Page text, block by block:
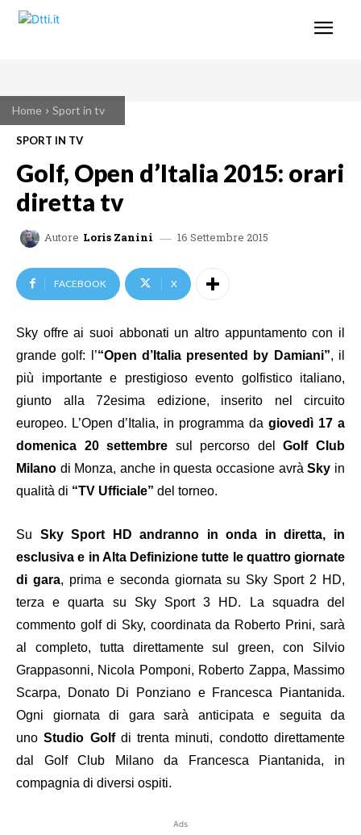
Home Sport in tv
SPORT IN TV
Golf, Open d’Italia 2015: orari
diretta tv
Autore Loris Zanini 16 Settembre 2015
FACEBOOK X
Sky offre ai suoi abbonati un altro appuntamento con il
grande golf: l’“Open d’Italia presented by Damiani”, il
più importante e prestigioso evento golfistico italiano,
giunto alla 72esima edizione, inserito nel circuito
europeo. L’Open d’Italia, in programma da giovedì 17 a
domenica 20 settembre sul percorso delGolf Club
Milano di Monza, anche in questa occasione avrà Sky in
qualità di “TV Ufficiale” del torneo.
Su Sky Sport HD andranno in onda in diretta, in
esclusiva e in Alta Definizione tutte le quattro giornate
di gara, prima e seconda giornata su Sky Sport 2 HD,
terza e quarta su Sky Sport 3 HD. La squadra del
commento golf di Sky, coordinata da Roberto Prini, sarà
al completo, tutta direttamente sul green, con Silvio
Grappasonni, Nicola Pomponi, Roberto Zappa, Massimo
Scarpa, Donato Di Ponziano e Francesca Piantanida.
Ogni giornata di gara sarà anticipata e seguita da
unoStudio Golfdi trenta minuti, condotto direttamente
dal Golf Club Milano da Francesca Piantanida, in
compagnia di diversi ospiti.
Ads